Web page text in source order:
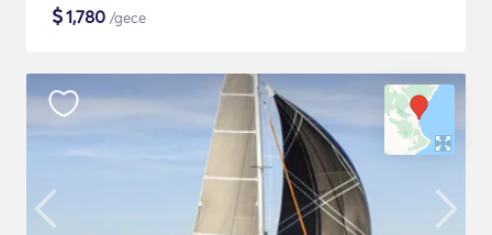
$1,780 /gece